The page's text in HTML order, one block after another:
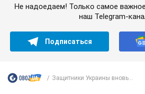
Не надоедаем! Только самое
наш Telegram-
Подписаться
Защитники Украины вновь...